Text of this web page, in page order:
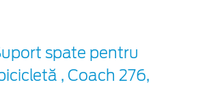
spate pentru
, Coach 276,